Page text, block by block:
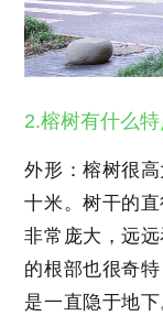
2.榕树有什么特
外形：榕树很
十米。树干的
非常庞大，远
的根部也很奇
是一直隐于地